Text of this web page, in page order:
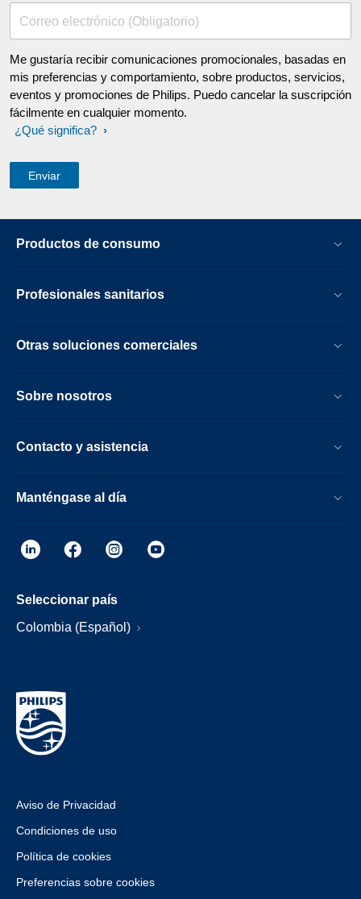
Correo electrónico (Obligatorio)
Me gustaría recibir comunicaciones promocionales, basadas en
mis preferencias y comportamiento, sobre productos, servicios,
eventos y promociones de Philips. Puedo cancelar la suscripción
fácilmente en cualquier momento.
¿Qué significa?
Productos de consumo
Profesionales sanitarios
Otras soluciones comerciales
Sobre nosotros
Contacto y asistencia
Manténgase al día
Seleccionar país
Colombia (Español)
Aviso de Privacidad
Condiciones de uso
Política de cookies
Preferencias sobre cookies